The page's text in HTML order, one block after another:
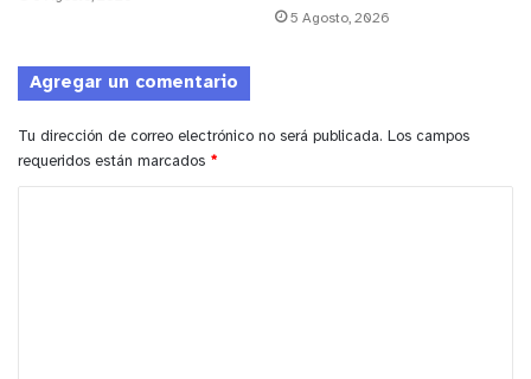
tanto para la familia como para la comunidad del
club.
5 Agosto, 2026
Agregar un comentario
Tu dirección de correo electrónico no será publicada. Los campos
requeridos están marcados *